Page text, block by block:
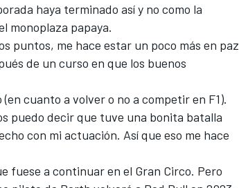
haya terminado así y no como la
monoplaza papaya.
puntos, me hace estar un poco más en paz
de un curso en que los buenos
cuanto a volver o no a competir en F1).
puedo decir que tuve una bonita batalla
con mi actuación. Así que eso me hace
fuese a continuar en el Gran Circo. Pero